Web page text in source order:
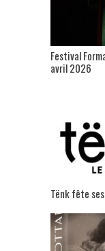
Festival
avril 2026
Tënk fête